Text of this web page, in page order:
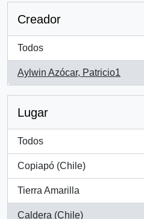
Creador
Todos
Aylwin Azócar, Patricio1
, 1 resultados
Lugar
Todos
Copiapó (Chile)
, 1 resultados
Tierra Amarilla
, 1 resultados
Caldera (Chile)